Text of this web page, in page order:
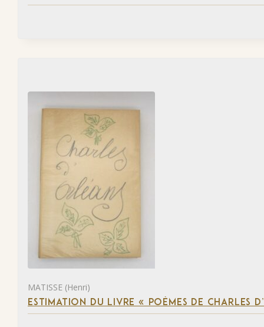
MATISSE (Henri)
ESTIMATION DU LIVRE « POÈMES DE CHARLES